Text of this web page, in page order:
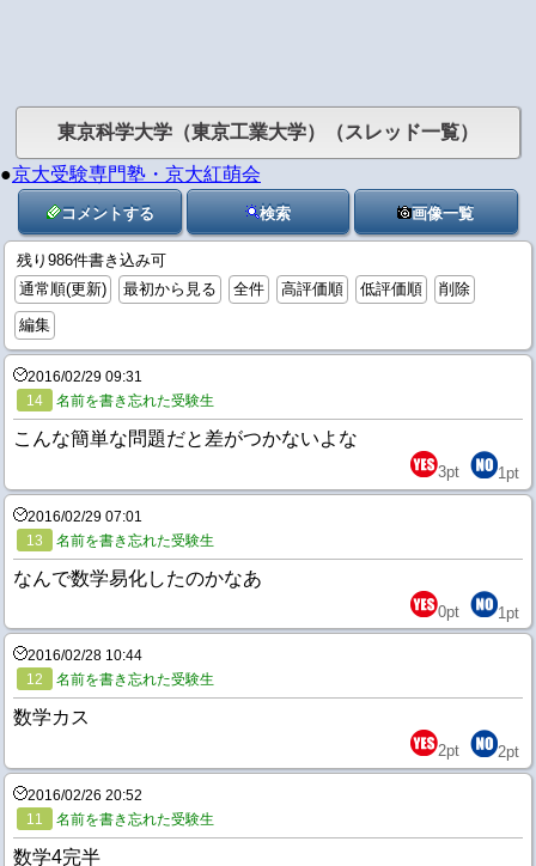
東京科学大学（東京工業大学）（スレッド一覧）
●京大受験専門塾・京大紅萌会
コメントする 検索 画像一覧
残り986件書き込み可
通常順(更新)
最初から見る 全件 高評価順 低評価順
削除
編集
2016/02/29 09:31
14
名前を書き忘れた受験生
こんな簡単な問題だと差がつかないよな
3pt 1 pt
2016/02/29 07:01
13
名前を書き忘れた受験生
なんで数学易化したのかなあ
0pt 1 pt
2016/02/28 10:44
12
名前を書き忘れた受験生
数学カス
2pt 2pt
2016/02/26 20:52
11
名前を書き忘れた受験生
数学4完半